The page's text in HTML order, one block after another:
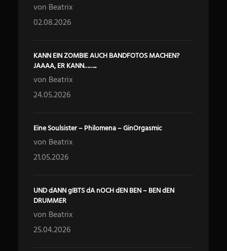
von Beatrix
02.08.2026
KANN EIN ZOMBIE AUCH BANDFOTOS MACHEN?
JAAAA, ER KANN……..
von Beatrix
24.05.2026
Eine Soulsister – Philomena – GinOrgasmic
von Beatrix
21.05.2026
UND dANN gIBTS dA nOCH dEN BEN – BEN dEN
DRUMMER
von Beatrix
25.04.2026